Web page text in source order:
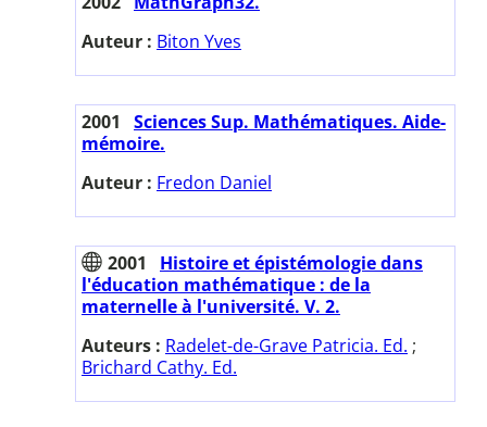
Auteur : Biton Yves
2001
Sciences Sup. Mathématiques. Aide-
mémoire.
Auteur : Fredon Daniel
2001
Histoire et épistémologie dans
l'éducation mathématique : de la
maternelle à l'université. V. 2.
Auteurs : Radelet-de-Grave Patricia. Ed. ;
Brichard Cathy. Ed.